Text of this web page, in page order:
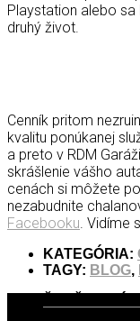
Playstation alebo
druhý život.
Cenník pritom
kvalitu ponúkanej
a preto v RDM
skrášlenie vášho
cenách si môžete
nezabudnite
Facebooku. Vidíme
KATEGÓRIA:
TAGY: BLOG,